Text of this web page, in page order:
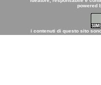
powered
i contenuti di questo sito